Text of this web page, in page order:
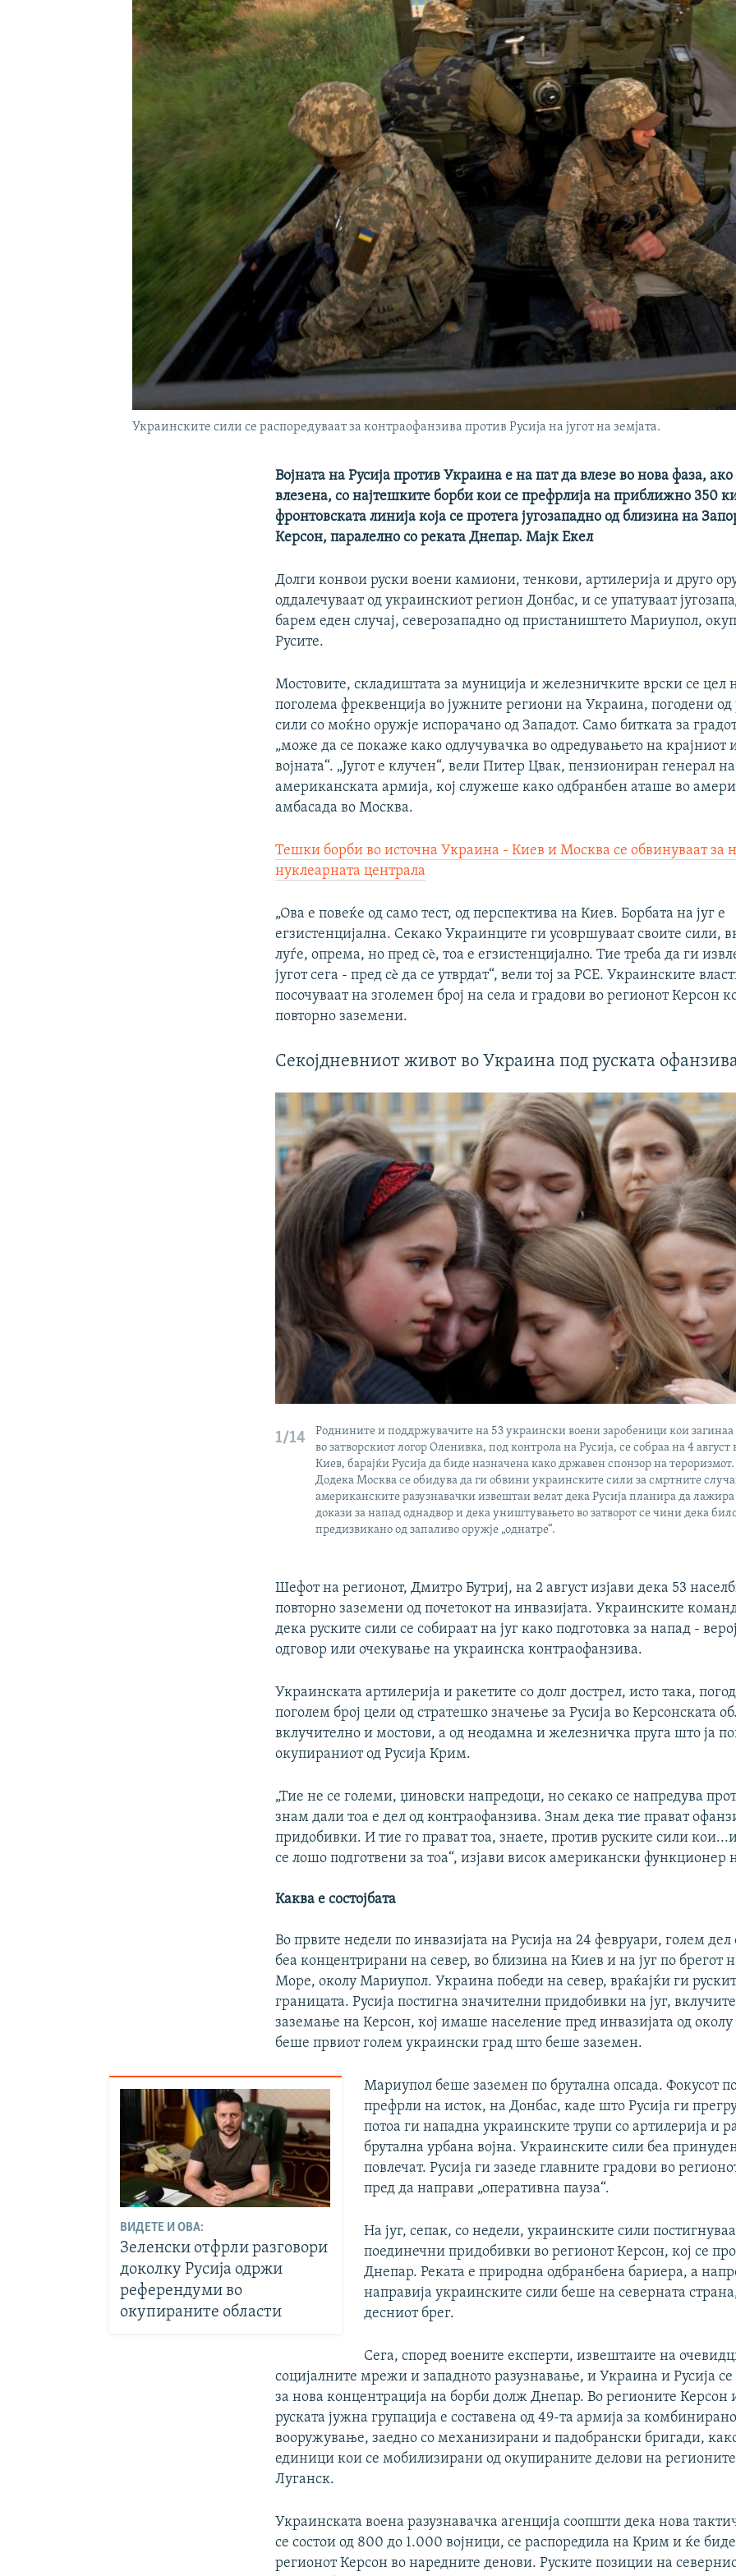
Украинските сили се распоредуваат за контраофанзива против Русија на југот на земјата.
Војната на Русија против Украина е на пат да влезе во нова фаза,
влезена, со најтешките борби кои се префрлија на приближно 350
фронтовската линија која се протега југозападно од близина на
Керсон, паралелно со реката Днепар. Мајк Екел
Долги конвои руски воени камиони, тенкови, артилерија и друго
оддалечуваат од украинскиот регион Донбас, и се упатуваат
барем еден случај, северозападно од пристаништето Мариупол,
Русите.
Мостовите, складиштата за муниција и железничките врски се цел
поголема фреквенција во јужните региони на Украина, погодени
сили со моќно оружје испорачано од Западот. Само битката за
„може да се покаже како одлучувачка во одредувањето на крајниот
војната“. „Југот е клучен“, вели Питер Цвак, пензиониран генерал на
американската армија, кој служеше како одбранбен аташе во
амбасада во Москва.
Тешки борби во источна Украина - Киев и Москва се обвинуваат за
нуклеарната централа
„Ова е повеќе од само тест, од перспектива на Киев. Борбата на југ е
егзистенцијална. Секако Украинците ги усовршуваат своите сили,
луѓе, опрема, но пред сè, тоа е егзистенцијално. Тие треба да ги
југот сега - пред сè да се утврдат“, вели тој за РСЕ. Украинските
посочуваат на зголемен број на села и градови во регионот Керсон
повторно заземени.
Секојдневниот живот во Украина под руската
1/14
Роднините и поддржувачите на 53 украински воени заробеници кои загинаа
во затворскиот логор Оленивка, под контрола на Русија, се собраа на 4 август
Киев, барајќи Русија да биде назначена како државен спонзор на тероризмот.
Додека Москва се обидува да ги обвини украинските сили за смртните
американските разузнавачки извештаи велат дека Русија планира да лажира
докази за напад однадвор и дека уништувањето во затворот се чини дека
предизвикано од запаливо оружје „однатре“.
Шефот на регионот, Дмитро Бутриј, на 2 август изјави дека 53
повторно заземени од почетокот на инвазијата. Украинските
дека руските сили се собираат на југ како подготовка за напад -
одговор или очекување на украинска контраофанзива.
Украинската артилерија и ракетите со долг дострел, исто така,
поголем број цели од стратешко значење за Русија во Керсонската
вклучително и мостови, а од неодамна и железничка пруга што ја
окупираниот од Русија Крим.
„Тие не се големи, џиновски напредоци, но секако се напредува
знам дали тоа е дел од контраофанзива. Знам дека тие прават
придобивки. И тие го прават тоа, знаете, против руските сили
се лошо подготвени за тоа“, изјави висок американски функционер
Каква е состојбата
Во првите недели по инвазијата на Русија на 24 февруари, голем дел
беа концентрирани на север, во близина на Киев и на југ по брегот
Море, околу Мариупол. Украина победи на север, враќајќи ги
границата. Русија постигна значителни придобивки на југ,
заземање на Керсон, кој имаше население пред инвазијата од
беше првиот голем украински град што беше заземен.
ВИДЕТЕ И ОВА:
Зеленски отфрли разговори
доколку Русија одржи
референдуми во
окупираните области
Мариупол беше заземен по брутална опсада. Фокусот
префрли на исток, на Донбас, каде што Русија ги
потоа ги нападна украинските трупи со артилерија и
брутална урбана војна. Украинските сили беа
повлечат. Русија ги зазеде главните градови во
пред да направи „оперативна пауза“.
На југ, сепак, со недели, украинските сили
поединечни придобивки во регионот Керсон, кој се
Днепар. Реката е природна одбранбена бариера, а
направија украинските сили беше на северната
десниот брег.
Сега, според воените експерти, извештаите на
социјалните мрежи и западното разузнавање, и Украина и Русија се
за нова концентрација на борби долж Днепар. Во регионите Керсон
руската јужна групација е составена од 49-та армија за комбинирано
вооружување, заедно со механизирани и падобрански бригади,
единици кои се мобилизирани од окупираните делови на
Луганск.
Украинската воена разузнавачка агенција соопшти дека нова
се состои од 800 до 1.000 војници, се распоредила на Крим и ќе
регионот Керсон во наредните денови. Руските позиции на